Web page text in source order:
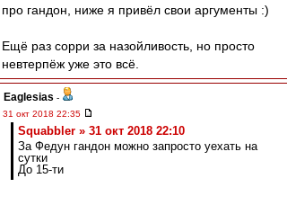
про гандон, ниже я привёл свои аргументы :)
Ещё раз сорри за назойливость, но просто
невтерпёж уже это всё.
Eaglesias -
31 окт 2018 22:35
Squabbler » 31 окт 2018 22:10
За Федун гандон можно запросто уехать на
сутки
До 15-ти